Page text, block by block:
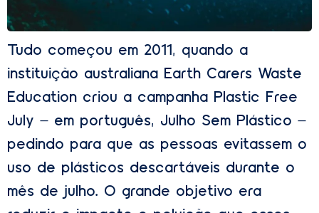
Tudo começou em 2011, quando a
instituição australiana Earth Carers Waste
Education criou a campanha Plastic Free
July – em português, Julho Sem Plástico –
pedindo para que as pessoas evitassem o
uso de plásticos descartáveis durante o
mês de julho. O grande objetivo era